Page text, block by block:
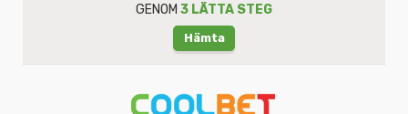
GENOM 3 LÄTTA STEG
Hämta